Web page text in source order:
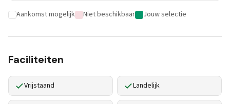
Aankomst mogelijk Niet beschikbaar Jouw selectie
Faciliteiten
Vrijstaand Landelijk